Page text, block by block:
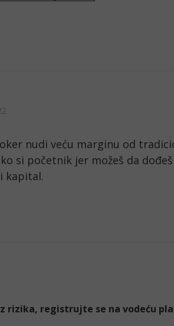
nudi veću marginu od
si početnik jer možeš da
kapital.
rizika, registrujte se na vodeću